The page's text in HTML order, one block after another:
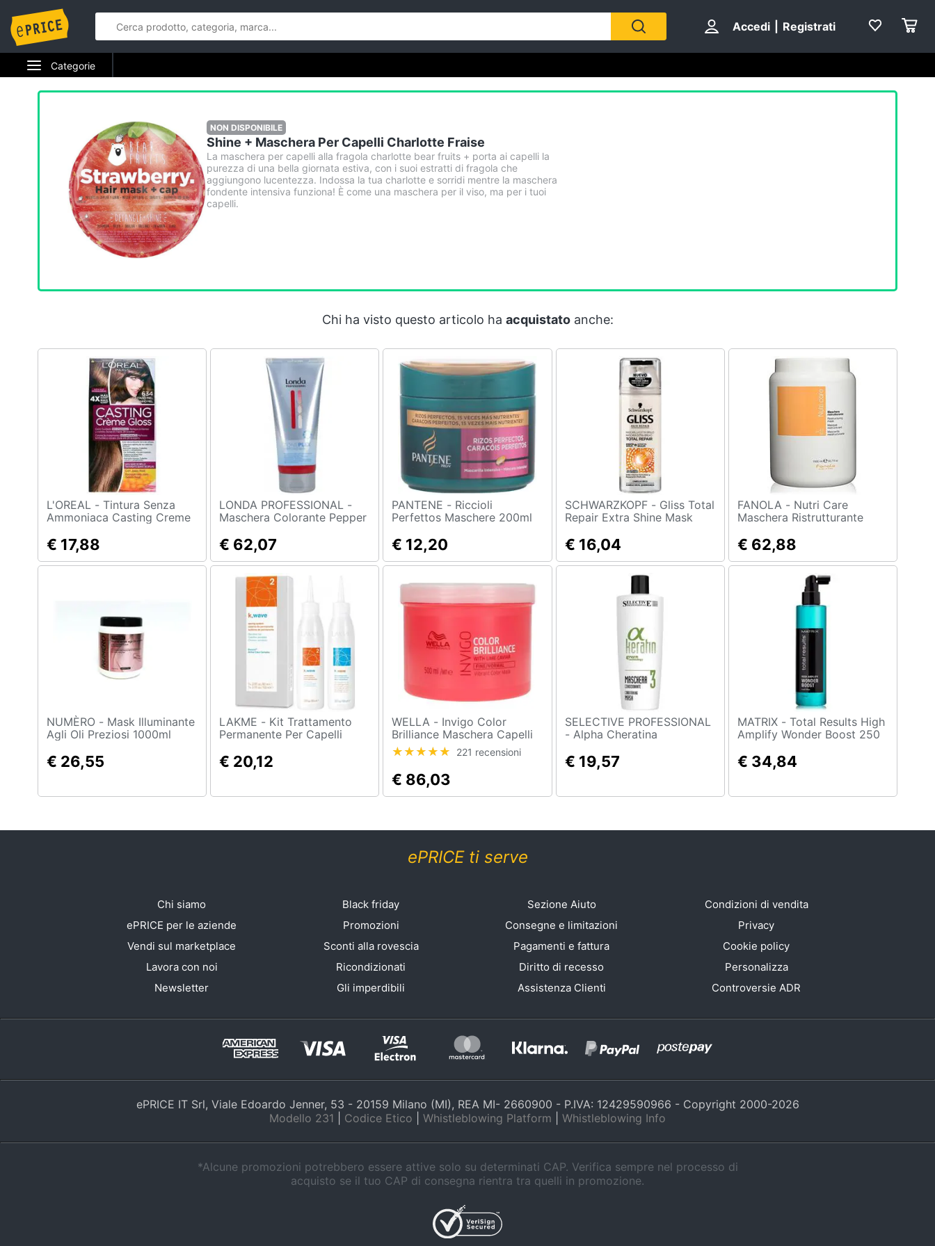
Accedi Registrati
Categorie
Elettrodomestici
Telefonia
Tv e Home Cinema
Smart home
Videogiochi
Brico e Giardinaggio
Salute e igiene
Giocattoli
Prima infanzia
Casalinghi
Libri, cd e dvd
NON DISPONIBILE
Shine + Maschera Per Capelli Charlotte Fraise
La maschera per capelli alla fragola charlotte bear fruits + porta ai capelli la
purezza di una bella giornata estiva, con i suoi estratti di fragola che
aggiungono lucentezza. Indossa la tua charlotte e sorridi mentre la maschera
fondente intensiva funziona! È come una maschera per il viso, ma per i tuoi
capelli.
Chi ha visto questo articolo ha acquistatoanche:
L'OREAL - Tintura Senza
Ammoniaca Casting Creme
Nº 634
€ 17,88
LONDA PROFESSIONAL -
Maschera Colorante Pepper
€ 62,07
PANTENE - Riccioli
Perfettos Maschere 200ml
€ 12,20
SCHWARZKOPF - Gliss Total
Repair Extra Shine Mask
capelli
€ 16,04
FANOLA - Nutri Care
Maschera Ristrutturante
€ 62,88
NUMÈRO - Mask Illuminante
Agli Oli Preziosi 1000ml
€ 26,55
LAKME - Kit Trattamento
Permanente Per Capelli
Perm, 100 Ml E 80 Ml
€ 20,12
WELLA - Invigo Color
Brilliance Maschera Capelli
Fini 500ml
221 recensioni
€ 86,03
SELECTIVE PROFESSIONAL
- Alpha Cheratina
€ 19,57
MATRIX - Total Results High
Amplify Wonder Boost 250
€ 34,84
ePRICE ti serve
Chi siamo
ePRICE per le aziende
Vendi sul marketplace
Lavora con noi
Newsletter
Black friday
Promozioni
Sconti alla rovescia
Ricondizionati
Gli imperdibili
Sezione Aiuto
Consegne e limitazioni
Pagamenti e fattura
Diritto di recesso
Assistenza Clienti
Condizioni di vendita
Privacy
Cookie policy
Personalizza
Controversie ADR
ePRICE IT Srl, Viale Edoardo Jenner, 53 - 20159 Milano (MI), REA MI- 2660900 - P.IVA: 12429590966 - Copyright 2000-2026
Modello 231
Codice Etico Whistleblowing Platform Whistleblowing Info
*Alcune promozioni potrebbero essere attive solo su determinati CAP. Verifica sempre nel processo di
acquisto se il tuo CAP di consegna rientra tra quelli in promozione.